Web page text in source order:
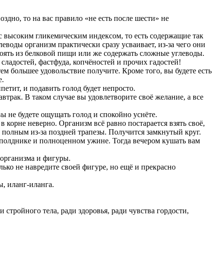
то на вас правило «не есть после шести» не
гликемическим индексом, то есть содержащие так
организм практически сразу усваивает, из-за чего они
из белковой пищи или же содержать сложные углеводы.
фастфуда, копчёностей и прочих гадостей!
удовольствие получите. Кроме того, вы будете есть
и подавить голод будет непросто.
В таком случае вы удовлетворите своё желание, а все
не будете ощущать голод и спокойно уснёте.
неверно. Организм всё равно постарается взять своё,
из-за поздней трапезы. Получится замкнутый круг.
и полноценном ужине. Тогда вечером кушать вам
и фигуры.
не навредите своей фигуре, но ещё и прекрасно
иланг-иланга.
тела, ради здоровья, ради чувства гордости,